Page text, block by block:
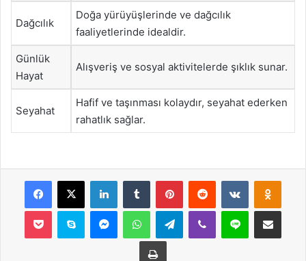
Dağcılık
Doğa yürüyüşlerinde ve dağcılık
faaliyetlerinde idealdir.
Günlük
Hayat
Alışveriş ve sosyal aktivitelerde şıklık sunar.
Seyahat
Hafif ve taşınması kolaydır, seyahat ederken
rahatlık sağlar.
Facebook
X LinkedInTumblr PinterestReddit VKontakte
Pocket Skype MessengerWhatsAppTelegramViber Line E-Posta ile
Yazdır